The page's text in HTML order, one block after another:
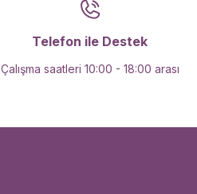
Telefon ile Destek
Çalışma saatleri 10:00 - 18:00 arası